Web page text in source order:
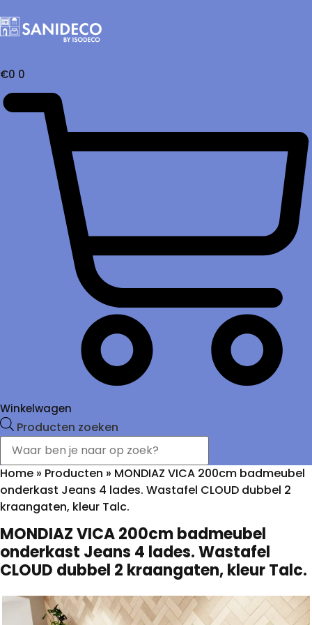
€0 0
Winkelwagen
Producten zoeken
Home » Producten » MONDIAZ VICA 200cm badmeubel
onderkast Jeans 4 lades. Wastafel CLOUD dubbel 2
kraangaten, kleur Talc.
MONDIAZ VICA 200cm badmeubel
onderkast Jeans 4 lades. Wastafel
CLOUD dubbel 2 kraangaten, kleur Talc.